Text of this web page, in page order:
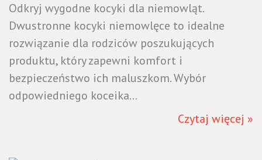
Odkryj wygodne kocyki dla niemowląt.
Dwustronne kocyki niemowlęce to idealne
rozwiązanie dla rodziców poszukujących
produktu, który zapewni komfort i
bezpieczeństwo ich maluszkom. Wybór
odpowiedniego koceika...
Czytaj więcej »